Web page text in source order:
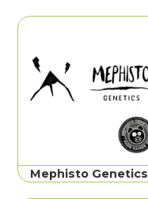
Mephisto Genetics